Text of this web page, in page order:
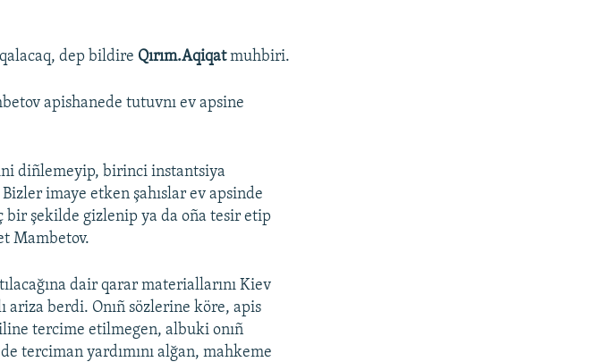
dep bildire Qırım.Aqiqatmuhbiri.
apishanede tutuvnı ev apsine
diñlemeyip, birinci instantsiya
imaye etken şahıslar ev apsinde
şekilde gizlenip ya da oña tesir etip
Mambetov.
dair qarar materiallarını Kiev
ariza berdi. Onıñ sözlerine köre, apis
tercime etilmegen, albuki onıñ
terciman yardımını alğan, mahkeme